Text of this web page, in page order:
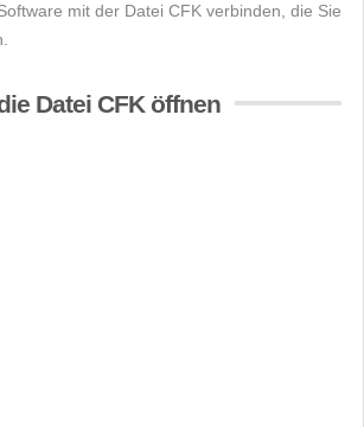
mit der Datei CFK verbinden, die Sie
Datei CFK öffnen